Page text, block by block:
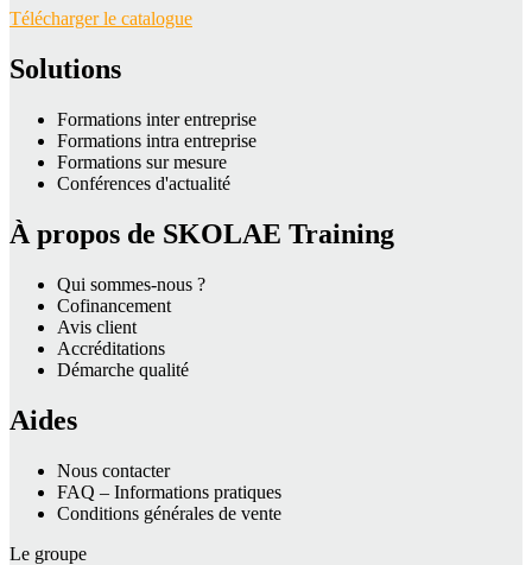
Télécharger le catalogue
Solutions
Formations inter entreprise
Formations intra entreprise
Formations sur mesure
Conférences d'actualité
À propos de SKOLAE Training
Qui sommes-nous ?
Cofinancement
Avis client
Accréditations
Démarche qualité
Aides
Nous contacter
FAQ – Informations pratiques
Conditions générales de vente
Le groupe